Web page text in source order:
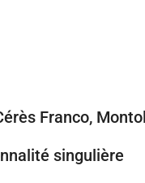
Franco,
singulière